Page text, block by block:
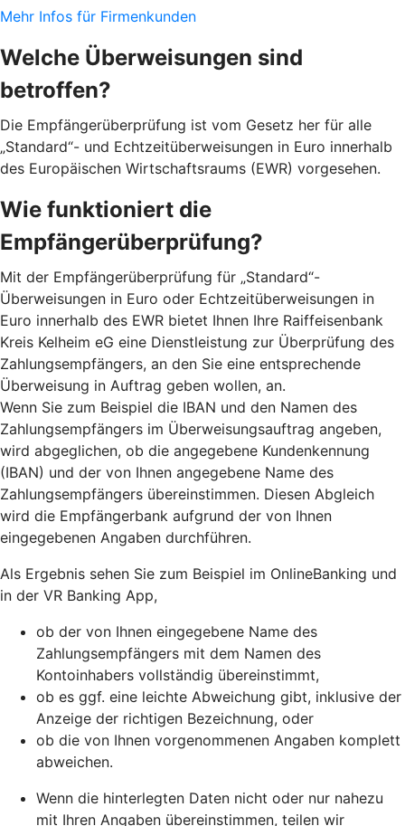
Mehr Infos für Firmenkunden
Welche Überweisungen sind
betroffen?
Die Empfängerüberprüfung ist vom Gesetz her für alle
„Standard“- und Echtzeitüberweisungen in Euro innerhalb
des Europäischen Wirtschaftsraums (EWR) vorgesehen.
Wie funktioniert die
Empfängerüberprüfung?
Mit der Empfängerüberprüfung für „Standard“-
Überweisungen in Euro oder Echtzeitüberweisungen in
Euro innerhalb des EWR bietet Ihnen Ihre Raiffeisenbank
Kreis Kelheim eG eine Dienstleistung zur Überprüfung des
Zahlungsempfängers, an den Sie eine entsprechende
Überweisung in Auftrag geben wollen, an.
Wenn Sie zum Beispiel die IBAN und den Namen des
Zahlungsempfängers im Überweisungsauftrag angeben,
wird abgeglichen, ob die angegebene Kundenkennung
(IBAN) und der von Ihnen angegebene Name des
Zahlungsempfängers übereinstimmen. Diesen Abgleich
wird die Empfängerbank aufgrund der von Ihnen
eingegebenen Angaben durchführen.
Als Ergebnis sehen Sie zum Beispiel im OnlineBanking und
in der VR Banking App,
ob der von Ihnen eingegebene Name des
Zahlungsempfängers mit dem Namen des
Kontoinhabers vollständig übereinstimmt,
ob es ggf. eine leichte Abweichung gibt, inklusive der
Anzeige der richtigen Bezeichnung, oder
ob die von Ihnen vorgenommenen Angaben komplett
abweichen.
Wenn die hinterlegten Daten nicht oder nur nahezu
mit Ihren Angaben übereinstimmen, teilen wir